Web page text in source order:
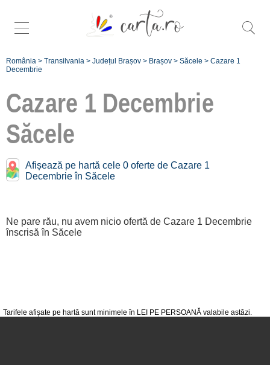
România > Transilvania > Județul Brașov > Brașov > Săcele > Cazare 1
Decembrie
Cazare 1 Decembrie
Săcele
Afișează pe hartă cele 0 oferte de Cazare 1
Decembrie în Săcele
Tarifele afișate pe hartă sunt minimele în LEI PE PERSOANĂ valabile astăzi.
Ne pare rău, nu avem nicio ofertă de Cazare 1 Decembrie
înscrisă în Săcele
o unitate de
R T A ®
login